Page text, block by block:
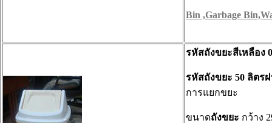
Bin ,Garbage
รหัสถังขยะสีเหลือง
รหัสถังขยะ 50 ลิตร
การแยกขยะ
ขนาดถังขยะ กว้าง